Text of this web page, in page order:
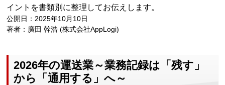
イントを書類別に整理してお伝えします。
公開日：2025年10月10日
著者：廣田 幹浩 (株式会社AppLogi)
2026年の運送業～業務記録は「残す」
から「通用する」へ～